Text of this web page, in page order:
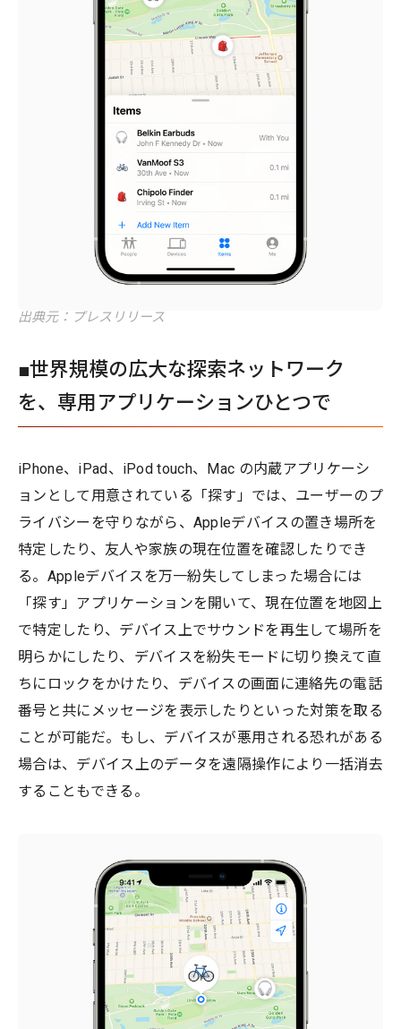
出典元：プレスリリース
■世界規模の広大な探索ネットワーク
を、専用アプリケーションひとつで
iPhone、iPad、iPod touch、Mac の内蔵アプリケーシ
ョンとして用意されている「探す」では、ユーザーのプ
ライバシーを守りながら、Appleデバイスの置き場所を
特定したり、友人や家族の現在位置を確認したりでき
る。Appleデバイスを万一紛失してしまった場合には
「探す」アプリケーションを開いて、現在位置を地図上
で特定したり、デバイス上でサウンドを再生して場所を
明らかにしたり、デバイスを紛失モードに切り換えて直
ちにロックをかけたり、デバイスの画面に連絡先の電話
番号と共にメッセージを表示したりといった対策を取る
ことが可能だ。もし、デバイスが悪用される恐れがある
場合は、デバイス上のデータを遠隔操作により一括消去
することもできる。